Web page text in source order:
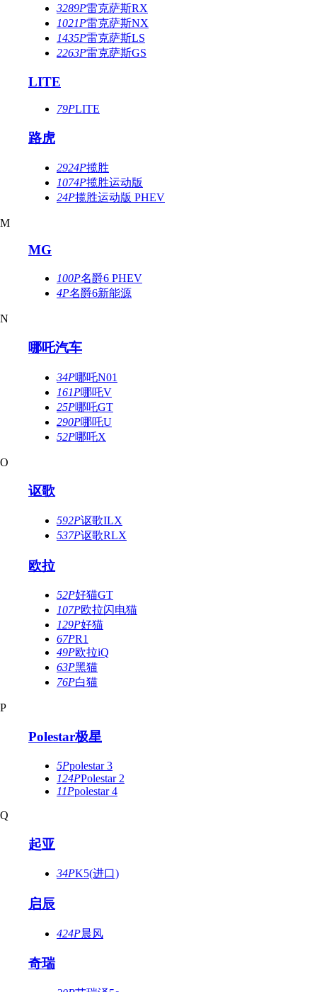
3289P雷克萨斯RX
1021P雷克萨斯NX
1435P雷克萨斯LS
2263P雷克萨斯GS
LITE
79PLITE
路虎
2924P揽胜
1074P揽胜运动版
24P揽胜运动版 PHEV
M
MG
100P名爵6 PHEV
4P名爵6新能源
N
哪吒汽车
34P哪吒N01
161P哪吒V
25P哪吒GT
290P哪吒U
52P哪吒X
O
讴歌
592P讴歌ILX
537P讴歌RLX
欧拉
52P好猫GT
107P欧拉闪电猫
129P好猫
67PR1
49P欧拉iQ
63P黑猫
76P白猫
P
Polestar极星
5Ppolestar 3
124PPolestar 2
11Ppolestar 4
Q
起亚
34PK5(进口)
启辰
424P晨风
奇瑞